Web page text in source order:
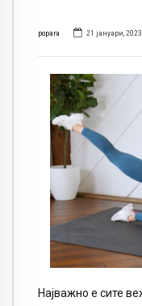
popara 21 јануари, 2023
Најважно е сите